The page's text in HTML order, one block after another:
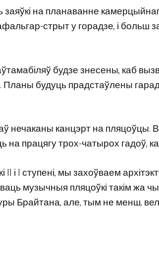
заяўкі на планаванне
стрыт у горадзе, і больш
будзе знесены, каб
Планы будуць прадстаўлены
нечаканы канцэрт на
працягу трох-чатырох гадоў,
I ступені, мы захоўваем
музычныя пляцоўкі такім жа
Брайтана, але, тым не менш,